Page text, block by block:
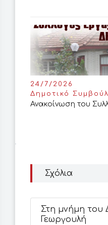
24/7/2026
Δημοτικό
Ανακοίνωση του
Σχόλια
Στη μνήμη του
Γεωργουλή